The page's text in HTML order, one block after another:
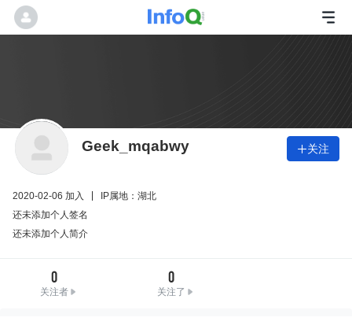
Geek_mqabwy 关注
2020-02-06 加入
IP属地：湖北
还未添加个人签名
还未添加个人简介
0
关注者
0
关注了